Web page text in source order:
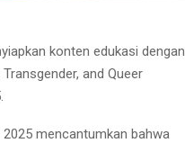
konten edukasi dengan
and Queer
mencantumkan bahwa